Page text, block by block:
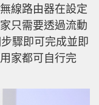
線路由器在設定
只需要透過流動
驟即可完成並即
家都可自行完